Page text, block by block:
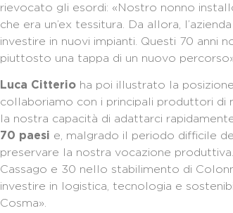
rievocato gli esordi: «Nostro nonno
che era un’ex tessitura. Da allora,
investire in nuovi impianti. Questi 70 anni
piuttosto una tappa di un nuovo
Luca Citterioha poi illustrato la
collaboriamo con i principali produttori di
la nostra capacità di adattarci
70 paesi e, malgrado il periodo difficile
preservare la nostra vocazione
Cassago e 30 nello stabilimento di
investire in logistica, tecnologia e
Cosma».